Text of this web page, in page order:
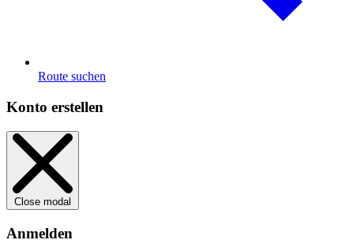
Route suchen
Konto erstellen
Close modal
Anmelden